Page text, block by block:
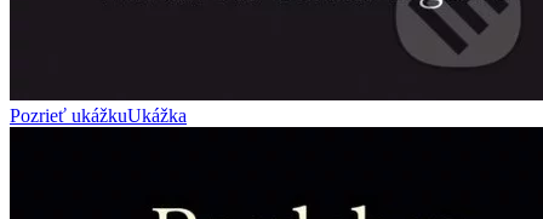
Pozrieť ukážkuUkážka